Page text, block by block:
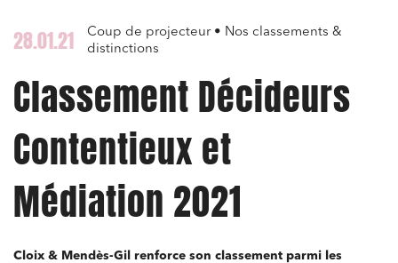
28.01.21
Coup de projecteur • Nos classements &
distinctions
Classement Décideurs
Contentieux et
Médiation 2021
Cloix & Mendès-Gil renforce son classement parmi les